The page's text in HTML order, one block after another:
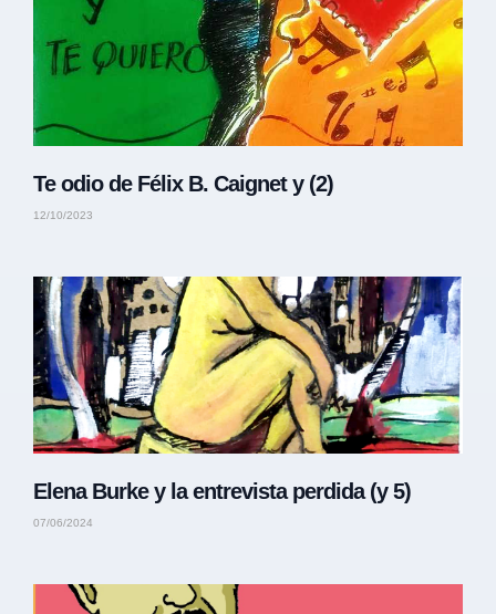
Te odio de Félix B. Caignet y (2)
12/10/2023
Elena Burke y la entrevista perdida (y 5)
07/06/2024